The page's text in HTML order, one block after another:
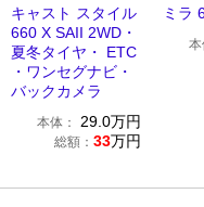
キャスト スタイル
660 X SAII 2WD・
夏冬タイヤ・ ETC
・ワンセグナビ・
バックカメラ
本体： 29.0万円
総額： 33万円
ミラ
本